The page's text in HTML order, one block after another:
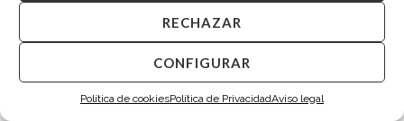
RECHAZAR
CONFIGURAR
Política de cookiesPolítica de PrivacidadAviso legal